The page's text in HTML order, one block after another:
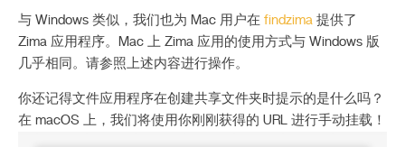
与 Windows 类似，我们也为 Mac 用户在 findzima 提供了
Zima 应用程序。Mac 上 Zima 应用的使用方式与 Windows 版
几乎相同。请参照上述内容进行操作。
你还记得文件应用程序在创建共享文件夹时提示的是什么吗？
在 macOS 上，我们将使用你刚刚获得的 URL 进行手动挂载！